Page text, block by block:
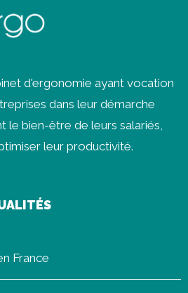
d'ergonomie ayant vocation
dans leur démarche
le bien-être de leurs salariés,
leur productivité.
France